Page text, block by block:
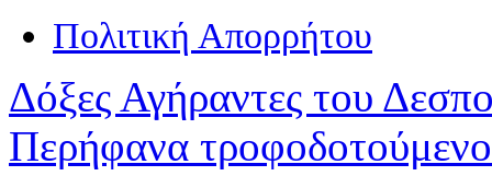
Πολιτική Απορρήτου
Δόξες Αγήραντες του
Περήφανα